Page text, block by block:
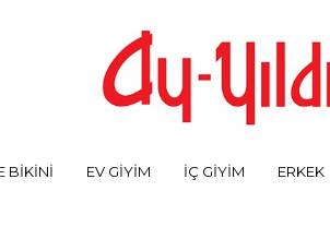
BİKİNİ EV GİYİM İÇ GİYİM ERKEK